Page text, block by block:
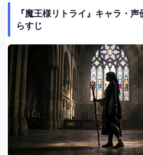
『魔王様リトライ』キャラ・
らすじ